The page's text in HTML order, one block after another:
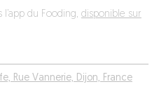
Rue Vannerie, Dijon, France
du Fooding, disponible sur